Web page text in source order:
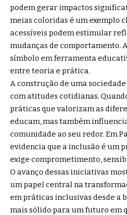
podem gerar impactos
meias coloridas é um exemplo
acessíveis podem estimular
mudanças de comportamento.
símbolo em ferramenta
entre teoria e prática.
A construção de uma
com atitudes cotidianas.
práticas que valorizam as
educam, mas também
comunidade ao seu redor. Em
evidencia que a inclusão é um
exige comprometimento,
O avanço dessas iniciativas
um papel central na
em práticas inclusivas desde a
mais sólido para um futuro em